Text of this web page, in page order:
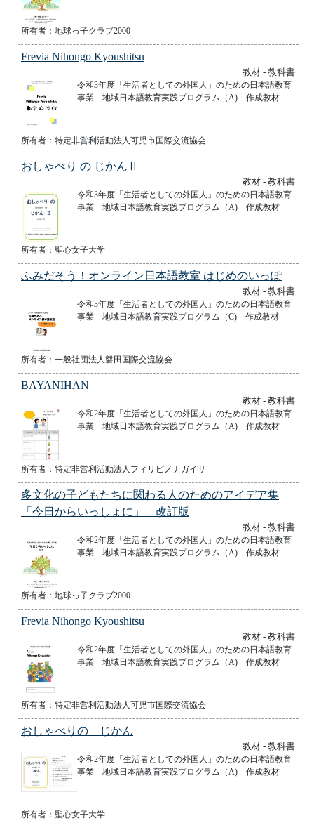
所有者：地球っ子クラブ2000
Frevia Nihongo Kyoushitsu
教材 - 教科書
令和3年度「生活者としての外国人」のための日本語教育
事業 地域日本語教育実践プログラム（A) 作成教材
所有者：特定非営利活動法人可児市国際交流協会
おしゃべり の じかんⅡ
教材 - 教科書
令和3年度「生活者としての外国人」のための日本語教育
事業 地域日本語教育実践プログラム（A) 作成教材
所有者：聖心女子大学
ふみだそう！オンライン日本語教室 はじめのいっぽ
教材 - 教科書
令和3年度「生活者としての外国人」のための日本語教育
事業 地域日本語教育実践プログラム（C) 作成教材
所有者：一般社団法人磐田国際交流協会
BAYANIHAN
教材 - 教科書
令和2年度「生活者としての外国人」のための日本語教育
事業 地域日本語教育実践プログラム（A) 作成教材
所有者：特定非営利活動法人フィリピノナガイサ
多文化の子どもたちに関わる人のためのアイデア集
「今日からいっしょに」 改訂版
教材 - 教科書
令和2年度「生活者としての外国人」のための日本語教育
事業 地域日本語教育実践プログラム（A) 作成教材
所有者：地球っ子クラブ2000
Frevia Nihongo Kyoushitsu
教材 - 教科書
令和2年度「生活者としての外国人」のための日本語教育
事業 地域日本語教育実践プログラム（A) 作成教材
所有者：特定非営利活動法人可児市国際交流協会
おしゃべりの じかん
教材 - 教科書
令和2年度「生活者としての外国人」のための日本語教育
事業 地域日本語教育実践プログラム（A) 作成教材
所有者：聖心女子大学